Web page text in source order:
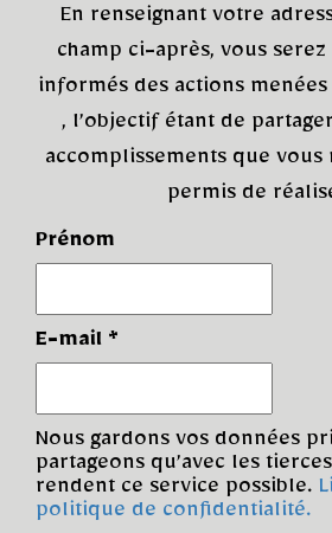
En renseignant votre
champ ci-après, vous
informés des actions menées
, l’objectif étant de
accomplissements que vous
permis de
Prénom
E-mail *
Nous gardons vos données
partageons qu’avec les
rendent ce service possible.
politique de confidentialité.